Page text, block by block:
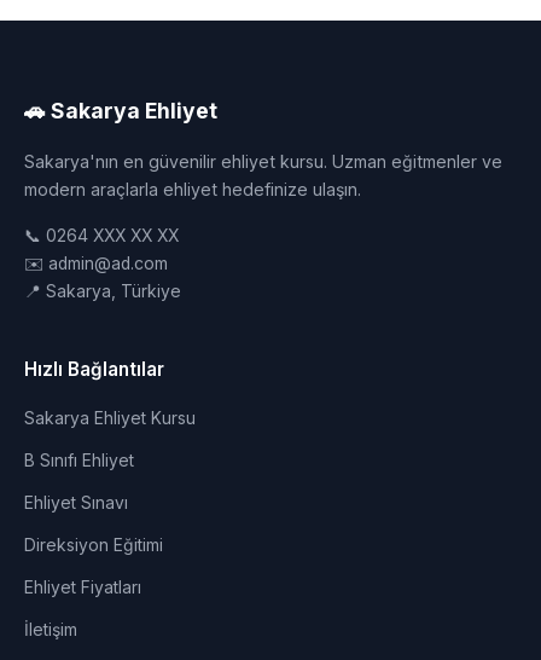
🚗 Sakarya Ehliyet
Sakarya'nın en güvenilir ehliyet kursu. Uzman eğitmenler ve
modern araçlarla ehliyet hedefinize ulaşın.
📞 0264 XXX XX XX
✉️ admin@ad.com
📍 Sakarya, Türkiye
Hızlı Bağlantılar
Sakarya Ehliyet Kursu
B Sınıfı Ehliyet
Ehliyet Sınavı
Direksiyon Eğitimi
Ehliyet Fiyatları
İletişim